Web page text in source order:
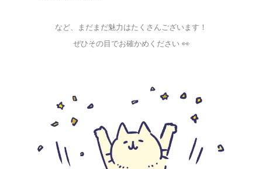
など、まだまだ魅力はたくさんございます！
ぜひその目でお確かめください 👀